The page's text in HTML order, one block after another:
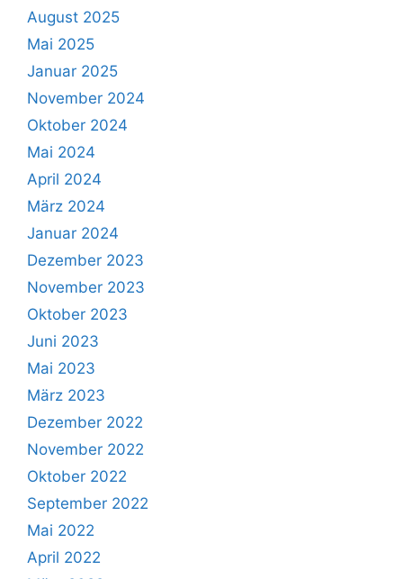
August 2025
Mai 2025
Januar 2025
November 2024
Oktober 2024
Mai 2024
April 2024
März 2024
Januar 2024
Dezember 2023
November 2023
Oktober 2023
Juni 2023
Mai 2023
März 2023
Dezember 2022
November 2022
Oktober 2022
September 2022
Mai 2022
April 2022